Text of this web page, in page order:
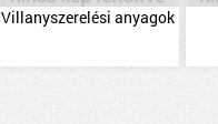
Villanyszerelési anyagok